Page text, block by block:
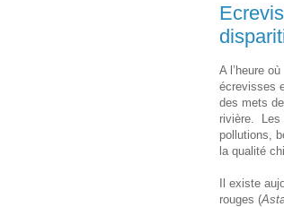
A l’heure
écrevisses
des mets
rivière. Les
pollutions,
la qualité
Il existe
rouges (